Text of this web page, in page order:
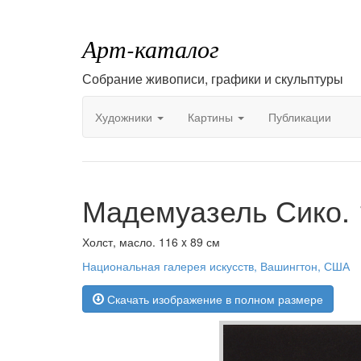
Арт-каталог
Собрание живописи, графики и скульптуры
Художники Картины Публикации
Мадемуазель Сико.
Холст, масло. 116 x 89 см
Национальная галерея искусств, Вашингтон, США
Скачать изображение в полном размере